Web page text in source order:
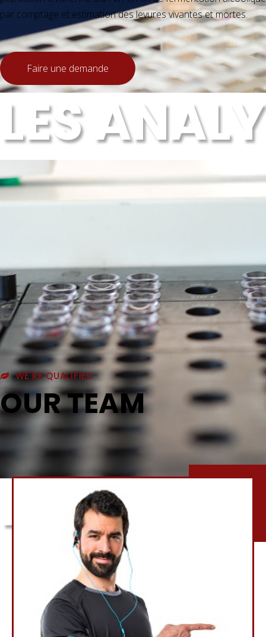
LES
LES
par comptage et estimation des levures vivantes et mortes.
Volume de l'échantillon :
25 ml de vin dans
flacon stérile ou une
bouteille conditionnée
Délai de réponse :
1 jours
Faire une demande
WE'RE QUALIFIED
OUR TEAM
JEAN BAPTISTE
Cardio Trainer